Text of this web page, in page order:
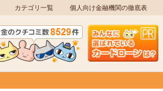
カテゴリ一覧 個人向け金融機関の徹底表